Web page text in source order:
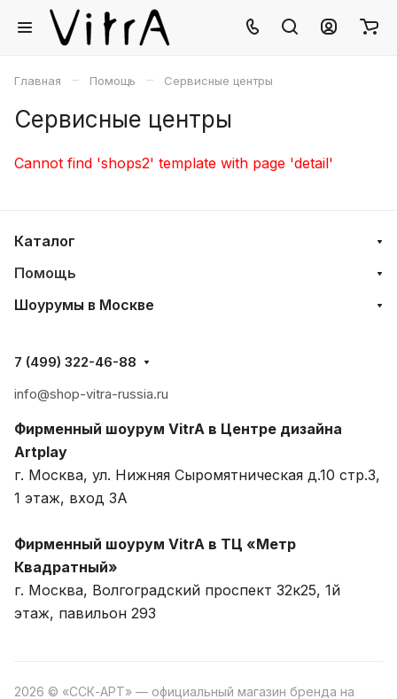
Главная – Помощь – Сервисные центры
Сервисные центры
Cannot find 'shops2' template with page 'detail'
Каталог
Помощь
Шоурумы в Москве
7 (499) 322-46-88
info@shop-vitra-russia.ru
Фирменный шоурум VitrA в Центре дизайна
Artplay
г. Москва, ул. Нижняя Сыромятническая д.10 стр.3,
1 этаж, вход 3A
Фирменный шоурум VitrA в ТЦ «Метр
Квадратный»
г. Москва, Волгоградский проспект 32к25, 1й
этаж, павильон 293
2026 © «ССК-АРТ» — официальный магазин бренда на